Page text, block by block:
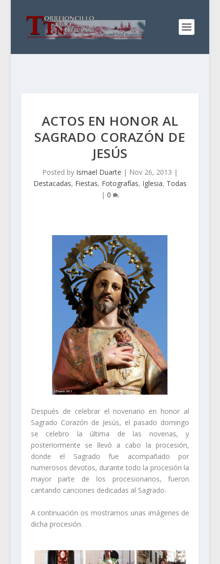
ACTOS EN HONOR AL
SAGRADO CORAZÓN DE
JESÚS
Posted by Ismael Duarte | Nov 26, 2013 |
Destacadas, Fiestas, Fotografías, Iglesia, Todas
| 0
Después de celebrar el novenario en honor al
Sagrado Corazón de Jesús, el pasado domingo
se celebro la última de las novenas, y
posteriormente se llevó a cabo la procesión,
donde el Sagrado fue acompañado por
numerosos devotos, durante todo la procesión la
mayor parte de los procesionarios, fueron
cantando canciones dedicadas al Sagrado.
A continuación os mostramos unas imágenes de
dicha procesión.